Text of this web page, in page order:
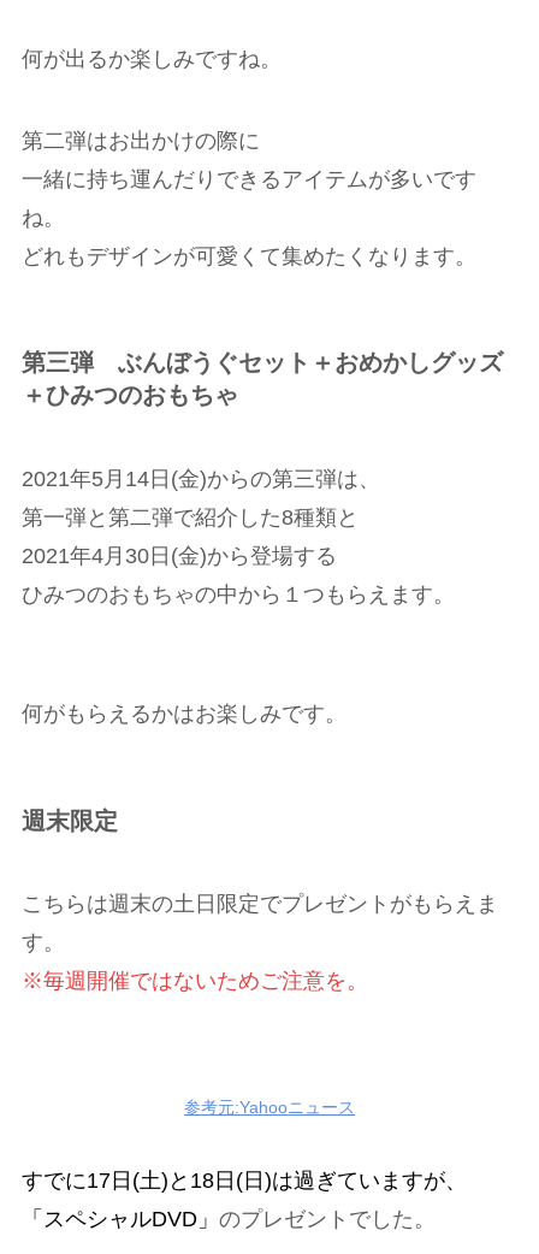
何が出るか楽しみですね。
第二弾はお出かけの際に
一緒に持ち運んだりできるアイテムが多いです
ね。
どれもデザインが可愛くて集めたくなります。
第三弾 ぶんぼうぐセット＋おめかしグッズ
＋ひみつのおもちゃ
2021年5月14日(金)からの第三弾は、
第一弾と第二弾で紹介した8種類と
2021年4月30日(金)から登場する
ひみつのおもちゃの中から１つもらえます。
何がもらえるかはお楽しみです。
週末限定
こちらは週末の土日限定でプレゼントがもらえま
す。
※毎週開催ではないためご注意を。
参考元:Yahooニュース
すでに17日(土)と18日(日)は過ぎていますが、
「スペシャルDVD」 のプレゼントでした。